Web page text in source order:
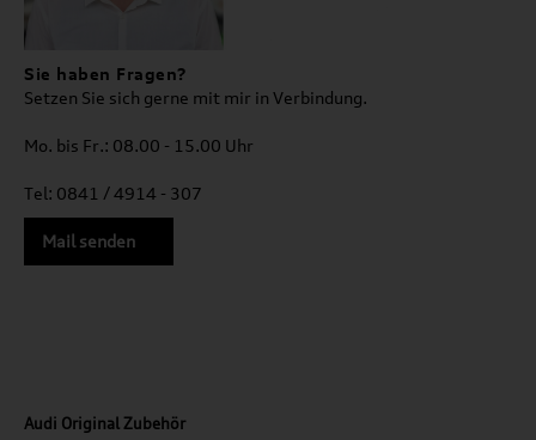
Sie haben Fragen?
Setzen Sie sich gerne mit mir in Verbindung.
Mo. bis Fr.: 08.00 - 15.00 Uhr
Tel: 0841 / 4914 - 307
Mail senden
Audi Original Zubehör